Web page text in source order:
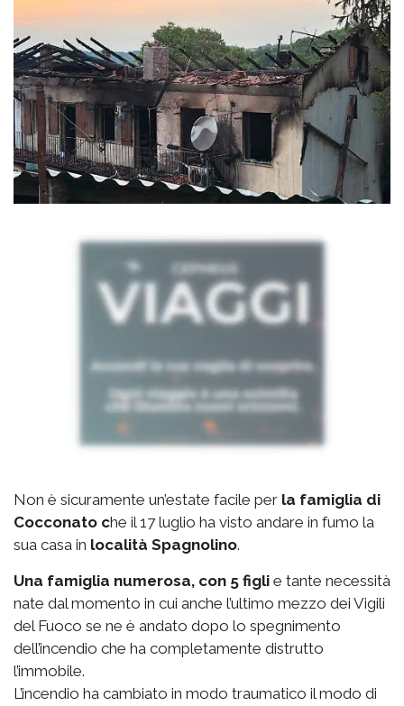
Non è sicuramente un’estate facile per la famiglia di
Cocconato che il 17 luglio ha visto andare in fumo la
sua casa in località Spagnolino.
Una famiglia numerosa, con 5 figli e tante necessità
nate dal momento in cui anche l’ultimo mezzo dei Vigili
del Fuoco se ne è andato dopo lo spegnimento
dell’incendio che ha completamente distrutto
l’immobile.
L’incendio ha cambiato in modo traumatico il modo di